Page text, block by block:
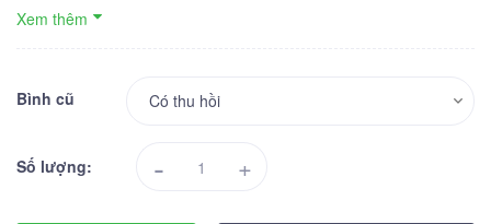
Xem thêm
Bình cũ
Số lượng: - +